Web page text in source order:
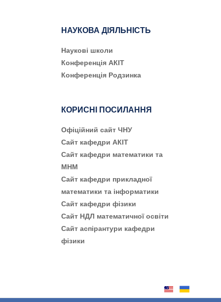
НАУКОВА ДІЯЛЬНІСТЬ
Наукові школи
Конференція АКІТ
Конференція Родзинка
КОРИСНІ ПОСИЛАННЯ
Офіційний сайт ЧНУ
Сайт кафедри АКІТ
Сайт кафедри математики та
МНМ
Сайт кафедри прикладної
математики та інформатики
Сайт кафедри фізики
Сайт НДЛ математичної освіти
Сайт аспірантури кафедри
фізики